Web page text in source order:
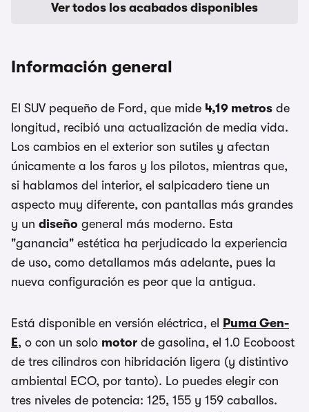
Ver todos los acabados disponibles
Información general
El SUV pequeño de Ford, que mide 4,19 metros de
longitud, recibió una actualización de media vida.
Los cambios en el exterior son sutiles y afectan
únicamente a los faros y los pilotos, mientras que,
si hablamos del interior, el salpicadero tiene un
aspecto muy diferente, con pantallas más grandes
y un diseño general más moderno. Esta
"ganancia" estética ha perjudicado la experiencia
de uso, como detallamos más adelante, pues la
nueva configuración es peor que la antigua.
Está disponible en versión eléctrica, el
Puma Gen-
E, o con un solo motor de gasolina, el 1.0 Ecoboost
de tres cilindros con hibridación ligera (y distintivo
ambiental ECO, por tanto). Lo puedes elegir con
tres niveles de potencia: 125, 155 y 159 caballos.